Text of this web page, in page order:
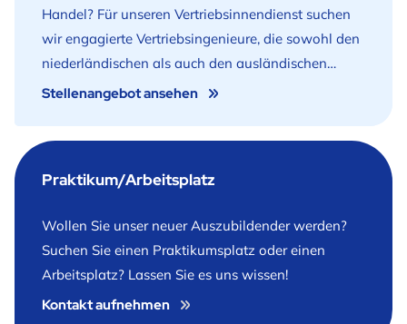
Handel? Für unseren Vertriebsinnendienst suchen
wir engagierte Vertriebsingenieure, die sowohl den
niederländischen als auch den ausländischen
Markt erobern wollen. Unser Team arbeitet an
und Wassermanagement.
Stellenangebot ansehen
Praktikum/Arbeitsplatz
Wollen Sie unser neuer Auszubildender werden?
Suchen Sie einen Praktikumsplatz oder einen
Arbeitsplatz? Lassen Sie es uns wissen!
Kontakt aufnehmen